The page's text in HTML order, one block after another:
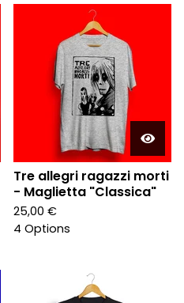
Tre allegri ragazzi morti
- Maglietta "Classica"
25,00 €
4 Options